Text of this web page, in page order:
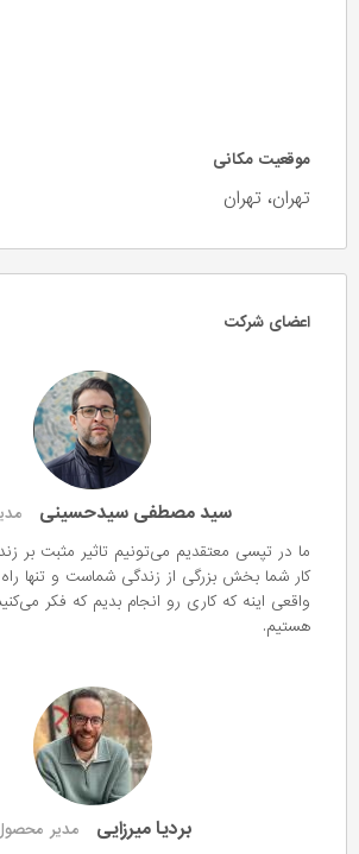
موقعیت مکانی
تهران، تهران
اعضای شرکت
سید مصطفی سیدحسینی
ما در تپسی معتقدیم می‌تونیم تاثیر مثبت بر
کار شما بخش بزرگی از زندگی شماست و تنها
واقعی اینه که کاری رو انجام بدیم که فکر
هستیم.
بردیا میرزایی
مدیر